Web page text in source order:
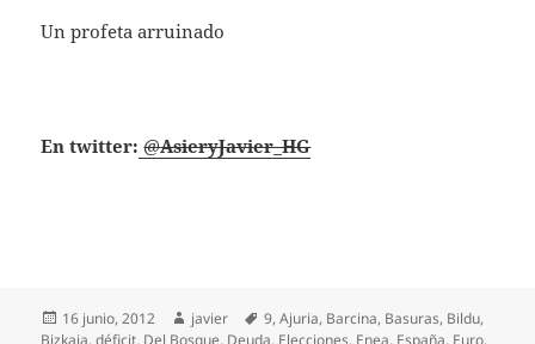
Un profeta arruinado
En twitter: ‏@AsieryJavier_HG
Publicado
el
16 junio, 2012 Autor
javier Etiquetas
9,Ajuria, Barcina, Basuras, Bildu,
Bizkaia,déficit, Del Bosque, Deuda, Elecciones, Enea, España, Euro,